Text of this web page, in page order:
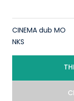
CINEMA dub MO
NKS